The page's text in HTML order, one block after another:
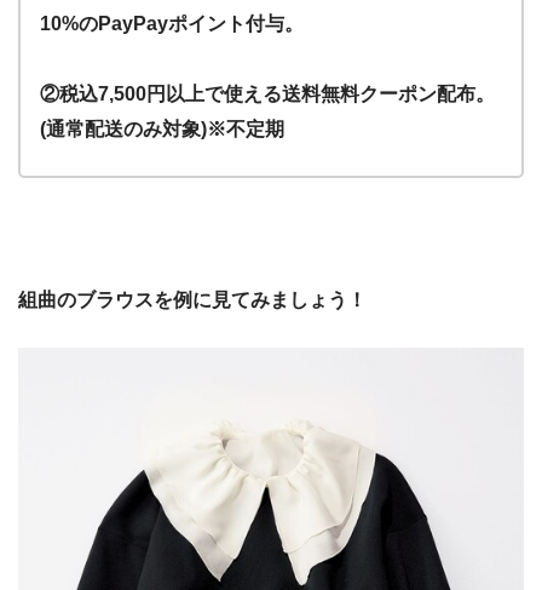
10%のPayPayポイント付与。
②税込7,500円以上で使える送料無料クーポン配布。
(通常配送のみ対象)※不定期
組曲のブラウスを例に見てみましょう！